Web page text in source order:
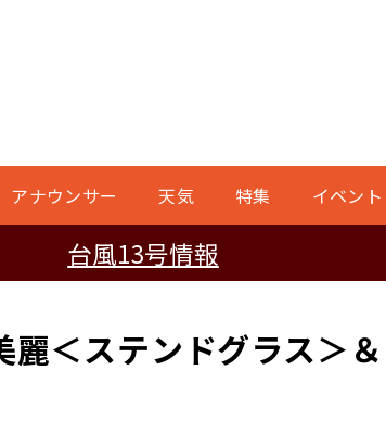
アナウンサー 天気 特集 イベント
台風13号情報
麗＜ステンドグラス＞